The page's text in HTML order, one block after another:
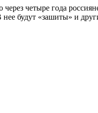
четыре года
нее будут «зашиты» и